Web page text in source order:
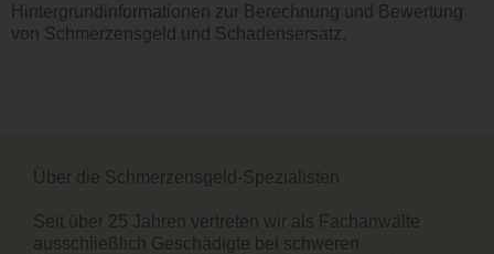
Hintergrundinformationen zur Berechnung und Bewertung
von Schmerzensgeld und Schadensersatz.
Über die Schmerzensgeld-Spezialisten
Seit über 25 Jahren vertreten wir als Fachanwälte
ausschließlich Geschädigte bei schweren